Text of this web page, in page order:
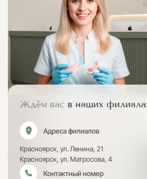
Ждём вас в наших
Адреса филиалов
Красноярск, ул. Ленина, 21
Красноярск, ул. Матросова, 4
Контактный номер